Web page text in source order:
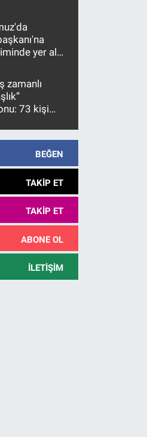
yer alan
yakalandı
zamanlı
73 kişi
BEĞEN
TAKIP ET
TAKIP ET
ABONE OL
İLETIŞIM